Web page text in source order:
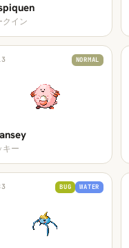
クイン
NORMAL
キー
BUG WATER